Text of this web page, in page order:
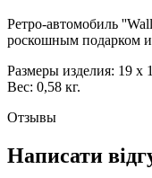
Ретро-автомобиль
роскошным подарком
Размеры изделия: 19 х
Вес: 0,58 кг.
Отзывы
Написати